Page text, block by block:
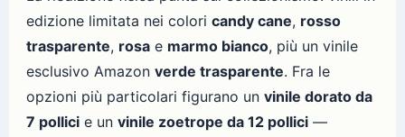
edizione limitata nei colori candy cane, rosso
trasparente, rosa e marmo bianco, più un vinile
esclusivo Amazon verde trasparente. Fra le
opzioni più particolari figurano un vinile dorato da
7 pollici e un vinile zoetrope da 12 pollici —